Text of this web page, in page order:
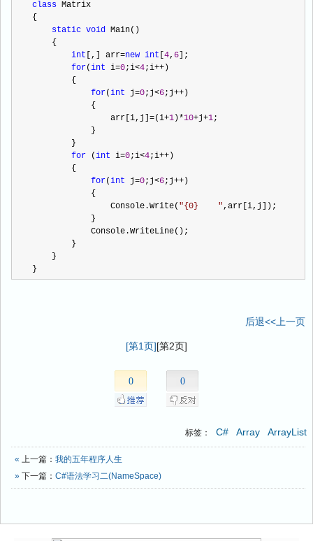
class Matrix
{
static void Main()
    {
int [,] arr=new int 4, 6 ];
for(int i=0;i<4;i++ )
        {
for(int j=0;j<6;j++ )
            {
                arr[i,j]
=(i+1 )*10+j+1;
            }
        }
for (int i=0;i<4;i++ )
        {
for(int j=0;j<6;j++ )
            {
                Console.Write(
"{0} ",arr[i,j]);
            }
            Console.WriteLine();
        }
    }
}
后退<<上一页
[第1页][第2页]
0 0
标签： C# Array ArrayList
« 上一篇： 我的五年程序人生
» 下一篇： C#语法学习二(NameSpace)